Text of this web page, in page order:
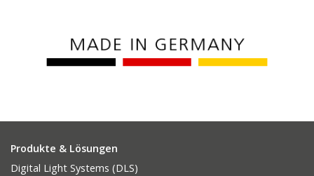
Produkte & Lösungen
Digital Light Systems (DLS)